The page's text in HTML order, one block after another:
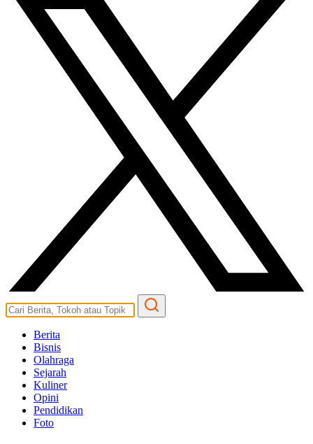
Berita
Bisnis
Olahraga
Sejarah
Kuliner
Opini
Pendidikan
Foto